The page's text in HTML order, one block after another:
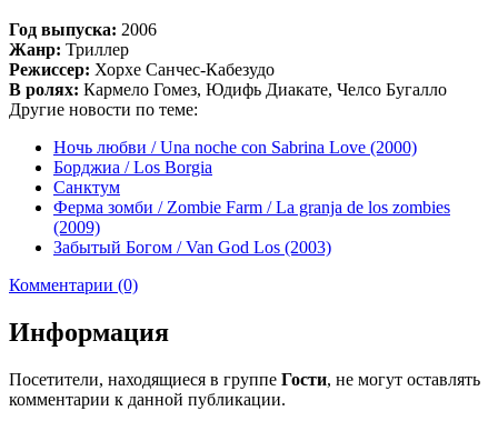
Год выпуска: 2006
Жанр: Триллер
Режиссер: Хорхе Санчес-Кабезудо
В ролях: Кармело Гомез, Юдифь Диакате, Челсо Бугалло
Другие новости по теме:
Ночь любви / Una noche con Sabrina Love (2000)
Борджиа / Los Borgia
Санктум
Ферма зомби / Zombie Farm / La granja de los zombies
(2009)
Забытый Богом / Van God Los (2003)
Комментарии (0)
Информация
Посетители, находящиеся в группе Гости, не могут оставлять
комментарии к данной публикации.